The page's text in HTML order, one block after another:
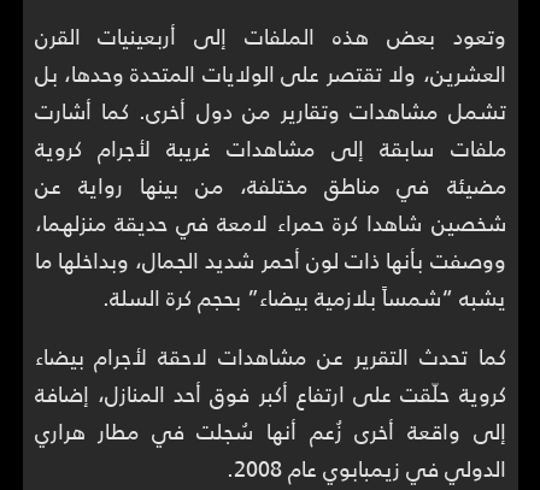
وتعود بعض هذه الملفات إلى أربعينيات القرن
العشرين، ولا تقتصر على الولايات المتحدة وحدها، بل
تشمل مشاهدات وتقارير من دول أخرى. كما أشارت
ملفات سابقة إلى مشاهدات غريبة لأجرام كروية
مضيئة في مناطق مختلفة، من بينها رواية عن
شخصين شاهدا كرة حمراء لامعة في حديقة منزلهما،
ووصفت بأنها ذات لون أحمر شديد الجمال، وبداخلها ما
يشبه “شمساً بلازمية بيضاء” بحجم كرة السلة.
كما تحدث التقرير عن مشاهدات لاحقة لأجرام بيضاء
كروية حلّقت على ارتفاع أكبر فوق أحد المنازل، إضافة
إلى واقعة أخرى زُعم أنها سُجلت في مطار هراري
الدولي في زيمبابوي عام 2008.